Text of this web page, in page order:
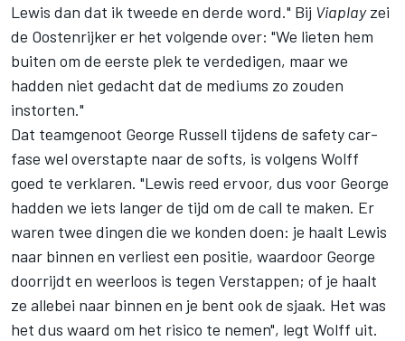
Lewis dan dat ik tweede en derde word." Bij Viaplayzei
de Oostenrijker er het volgende over: "We lieten hem
buiten om de eerste plek te verdedigen, maar we
hadden niet gedacht dat de mediums zo zouden
instorten."
Dat teamgenoot George Russell tijdens de safety car-
fase wel overstapte naar de softs, is volgens Wolff
goed te verklaren. "Lewis reed ervoor, dus voor George
hadden we iets langer de tijd om de call te maken. Er
waren twee dingen die we konden doen: je haalt Lewis
naar binnen en verliest een positie, waardoor George
doorrijdt en weerloos is tegen Verstappen; of je haalt
ze allebei naar binnen en je bent ook de sjaak. Het was
het dus waard om het risico te nemen", legt Wolff uit.